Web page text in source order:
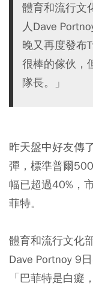
體育和流行文
人Dave
晚又再度發布
很棒的傢伙，
隊長。」
昨天盤中好友傳
彈，標準普爾
幅已超過40%，
菲特。
體育和流行文化
Dave Portnoy 9
「巴菲特是白癡